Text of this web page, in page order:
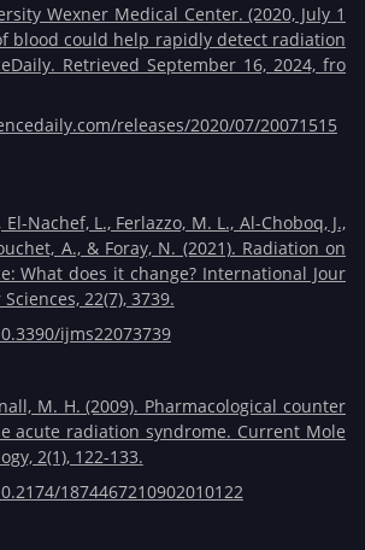
Wexner Medical Center. (2020, July 1
blood could help rapidly detect radiation
Retrieved September 16, 2024, fro
releases/2020/07/20071515
El-Nachef, L., Ferlazzo, M. L., Al-Choboq, J.,
A., & Foray, N. (2021). Radiation on
What does it change? International Jour
22(7), 3739.
ijms22073739
M. H. (2009). Pharmacological counter
acute radiation syndrome. Current Mole
2(1), 122-133.
1874467210902010122